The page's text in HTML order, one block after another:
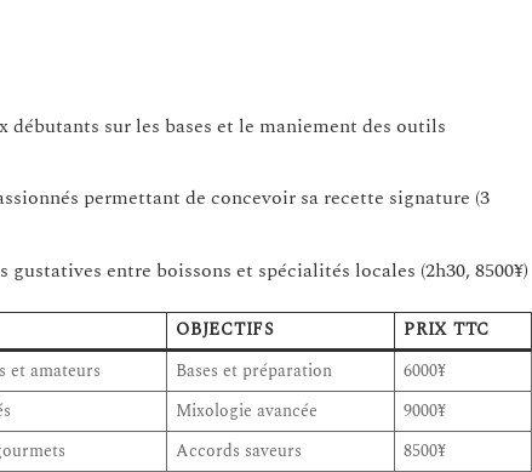
débutants sur les bases et le maniement des outils
permettant de concevoir sa recette signature (3
entre boissons et spécialités locales (2h30, 8500¥)
OBJECTIFS
PRIX TTC
et amateurs Bases et préparation
6000¥
Mixologie avancée
9000¥
Accords saveurs 8500¥